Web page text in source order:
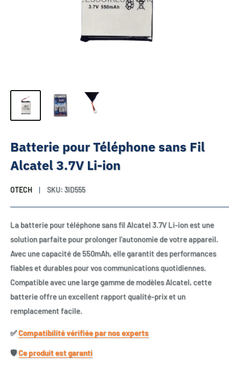
Batterie pour Téléphone sans Fil
Alcatel 3.7V Li-ion
OTECH SKU: 3ID555
La batterie pour téléphone sans fil Alcatel 3.7V Li-ion est une
solution parfaite pour prolonger l'autonomie de votre appareil.
Avec une capacité de 550mAh, elle garantit des performances
fiables et durables pour vos communications quotidiennes.
Compatible avec une large gamme de modèles Alcatel, cette
batterie offre un excellent rapport qualité-prix et un
remplacement facile.
✅​Compatibilité vérifiée par nos experts
🛡️​Ce produit est garanti